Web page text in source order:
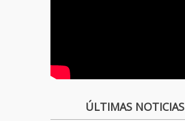
ÚLTIMAS NOTICIAS